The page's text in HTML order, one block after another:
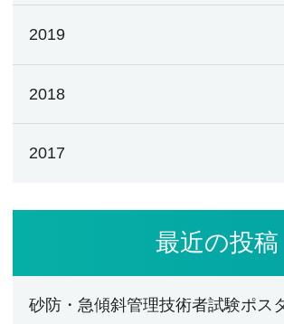
2019
2018
2017
最近の投稿
砂防・急傾斜管理技術者試験ポス